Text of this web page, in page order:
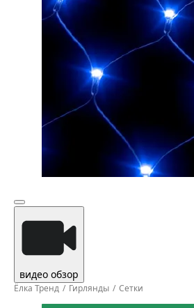
видео обзор
Ёлка Тренд Гирлянды Сетки